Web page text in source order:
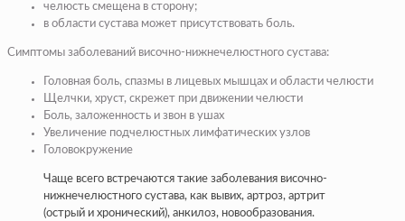
челюсть смещена в сторону;
в области сустава может присутствовать боль.
Симптомы заболеваний височно-нижнечелюстного сустава:
Головная боль, спазмы в лицевых мышцах и области челюсти
Щелчки, хруст, скрежет при движении челюсти
Боль, заложенность и звон в ушах
Увеличение подчелюстных лимфатических узлов
Головокружение
Чаще всего встречаются такие заболевания височно-
нижнечелюстного сустава, как вывих, артроз, артрит
(острый и хронический), анкилоз, новообразования.